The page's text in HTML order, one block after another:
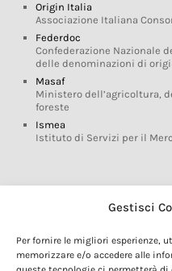
Gestisci
Per fornire le migliori esperienze,
memorizzare e/o accedere alle
Origin Italia
Associazione Italiana
Federdoc
Confederazione Nazionale
delle denominazioni di
Masaf
Ministero dell’agricoltura,
foreste
Ismea
Istituto di Servizi per il
Glossario DOP IGP
Marchi DOP IGP
Normativa prodotti DOP IGP